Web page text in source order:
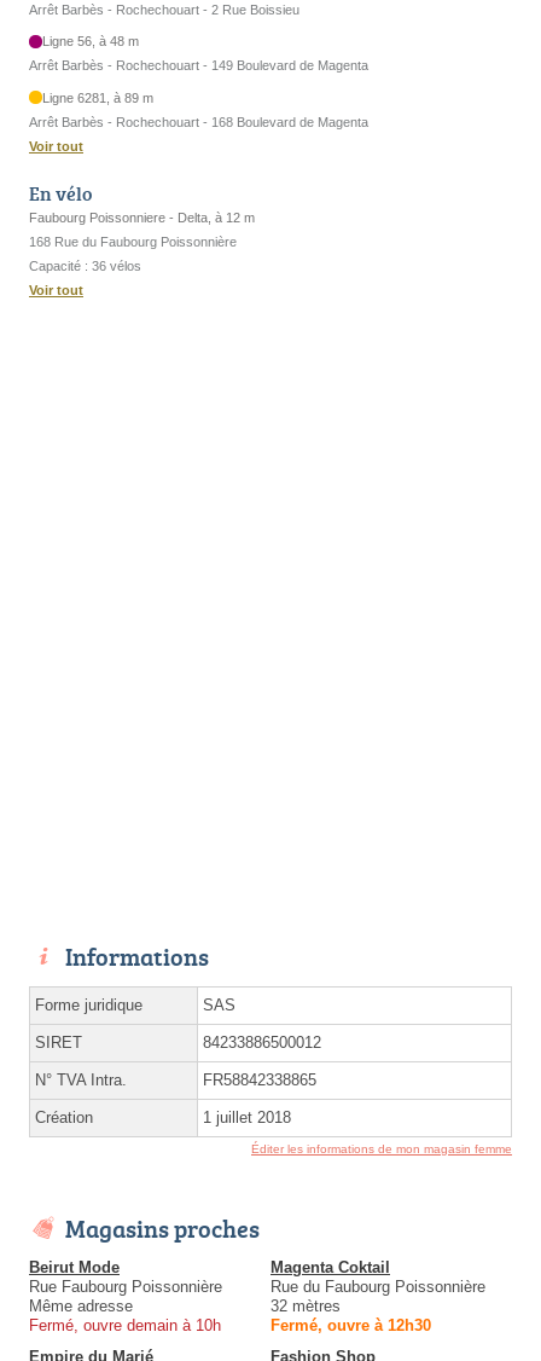
Arrêt Barbès - Rochechouart - 2 Rue Boissieu
Ligne 56, à 48 m
Arrêt Barbès - Rochechouart - 149 Boulevard de Magenta
Ligne 6281, à 89 m
Arrêt Barbès - Rochechouart - 168 Boulevard de Magenta
Voir tout
En vélo
Faubourg Poissonniere - Delta, à 12 m
168 Rue du Faubourg Poissonnière
Capacité : 36 vélos
Voir tout
Informations
Forme juridique SAS
SIRET 84233886500012
N° TVA Intra. FR58842338865
Création 1 juillet 2018
Éditer les informations de mon magasin femme
Magasins proches
Beirut Mode
Rue Faubourg Poissonnière
Même adresse
Fermé, ouvre demain à 10h
Magenta Coktail
Rue du Faubourg Poissonnière
32 mètres
Fermé, ouvre à 12h30
Empire du Marié
Fashion Shop